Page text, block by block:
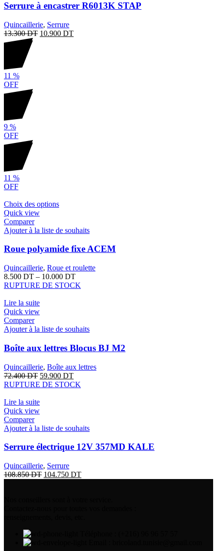
Serrure à encastrer R6013K STAP
Quincaillerie, Serrure
13.300DT 10.900 DT
11 %
OFF
9 %
OFF
11 %
OFF
Choix des options
Quick view
Comparer
Ajouter à la liste de souhaits
Roue polyamide fixe ACEM
Quincaillerie, Roue et roulette
8.500 DT – 10.000 DT
RUPTURE DE STOCK
Lire la suite
Quick view
Comparer
Ajouter à la liste de souhaits
Boîte aux lettres Blocus BJ M2
Quincaillerie, Boîte aux lettres
72.400DT 59.900 DT
RUPTURE DE STOCK
Lire la suite
Quick view
Comparer
Ajouter à la liste de souhaits
Serrure électrique 12V 357MD KALE
Quincaillerie, Serrure
108.850DT 104.750 DT